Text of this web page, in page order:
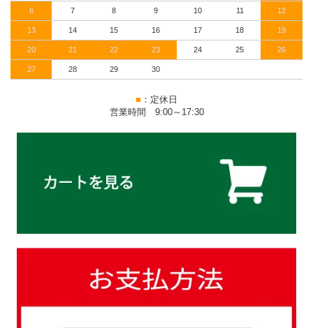
6 7 8 9 10 11 12
13 14 15 16 17 18 19
20 21 22 23 24 25 26
27 28 29 30
■ ：定休日
営業時間 9:00～17:30